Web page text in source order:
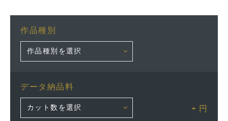
作品種別
データ納品料
- 円